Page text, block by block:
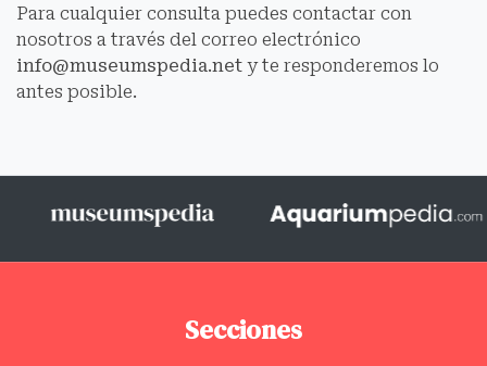
Para cualquier consulta puedes contactar con
nosotros a través del correo electrónico
info@museumspedia.net y te responderemos lo
antes posible.
Secciones